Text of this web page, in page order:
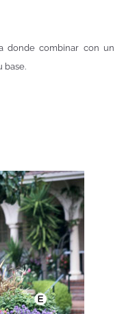
donde combinar con un
base.